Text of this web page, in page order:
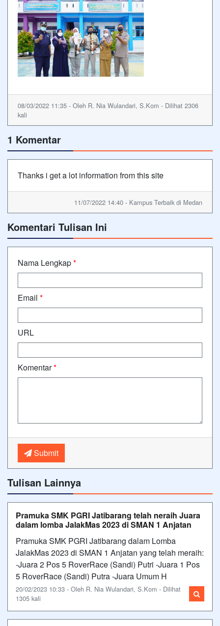
08/03/2022 11:35 - Oleh R. Nia Wulandari, S.Kom - Dilihat 2306
kali
1 Komentar
Thanks i get a lot information from this site
11/07/2022 14:40 - Kampus Terbaik di Medan
Komentari Tulisan Ini
Nama Lengkap*
Email *
URL
Komentar*
Submit
Tulisan Lainnya
Pramuka SMK PGRI Jatibarang telah neraih Juara
dalam lomba JalakMas 2023 di SMAN 1 Anjatan
Pramuka SMK PGRI Jatibarang dalam Lomba
JalakMas 2023 di SMAN 1 Anjatan yang telah meraih:
-Juara 2 Pos 5 RoverRace (Sandi) Putri -Juara 1 Pos
5 RoverRace (Sandi) Putra -Juara Umum H
20/02/2023 10:33 - Oleh R. Nia Wulandari, S.Kom - Dilihat
1305 kali